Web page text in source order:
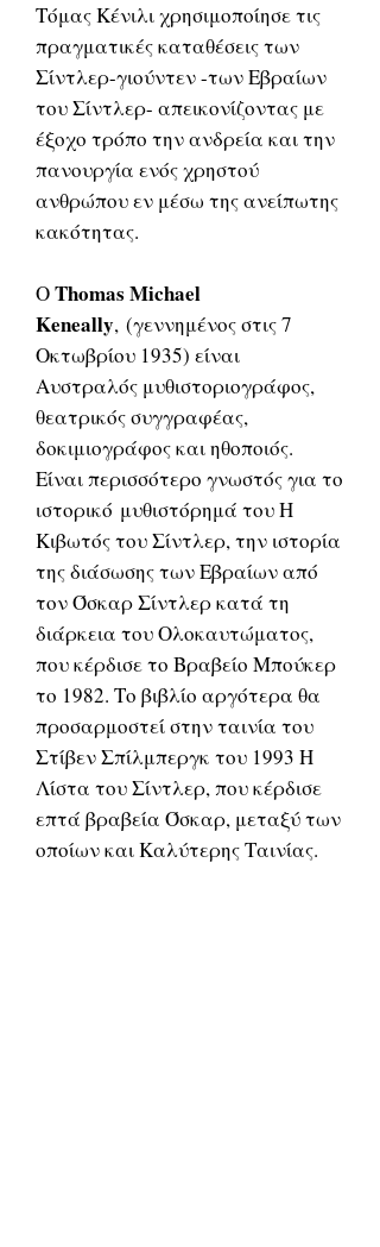
Τόμας Κένιλι χρησιμοποίησε τις
πραγματικές καταθέσεις των
Σίντλερ-γιούντεν -των Εβραίων
του Σίντλερ- απεικονίζοντας με
έξοχο τρόπο την ανδρεία και την
πανουργία ενός χρηστού
ανθρώπου εν μέσω της ανείπωτης
κακότητας.
ΟThomas Michael
Keneally, (γεννημένος στις 7
Οκτωβρίου 1935) είναι
Αυστραλός μυθιστοριογράφος,
θεατρικός συγγραφέας,
δοκιμιογράφος και ηθοποιός.
Είναι περισσότερο γνωστός για το
ιστορικό μυθιστόρημά του Η
Κιβωτός του Σίντλερ, την ιστορία
της διάσωσης των Εβραίων από
τον Όσκαρ Σίντλερ κατά τη
διάρκεια του Ολοκαυτώματος,
που κέρδισε το Βραβείο Μπούκερ
το 1982. Το βιβλίο αργότερα θα
προσαρμοστεί στην ταινία του
Στίβεν Σπίλμπεργκ του 1993 Η
Λίστα του Σίντλερ, που κέρδισε
επτά βραβεία Όσκαρ, μεταξύ των
οποίων και Καλύτερης Ταινίας.